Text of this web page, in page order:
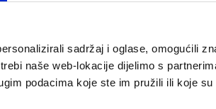
sadržaj i oglase, omogućili
naše web-lokacije dijelimo s
podacima koje ste im pružili ili koje